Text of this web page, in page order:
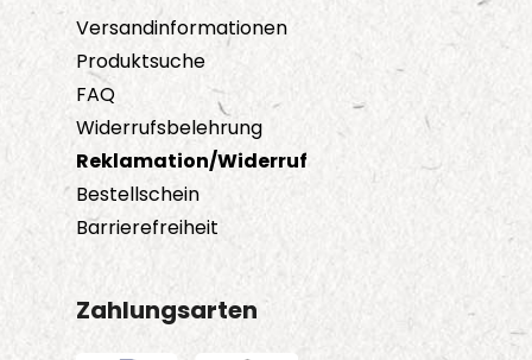
Versandinformationen
Produktsuche
FAQ
Widerrufsbelehrung
Reklamation/Widerruf
Bestellschein
Barrierefreiheit
Zahlungsarten